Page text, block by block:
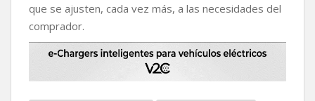
que se ajusten, cada vez más, a las necesidades del
comprador.